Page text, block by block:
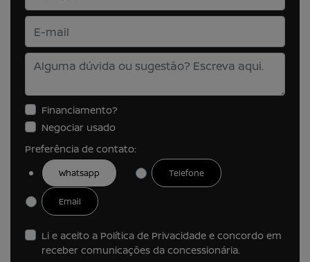
Financiamento?
Negociar usado
Preferência de contato:
Whatsapp Telefone
Email
Li e aceito a Política de Privacidade e concordo em
receber comunicações da concessionária.